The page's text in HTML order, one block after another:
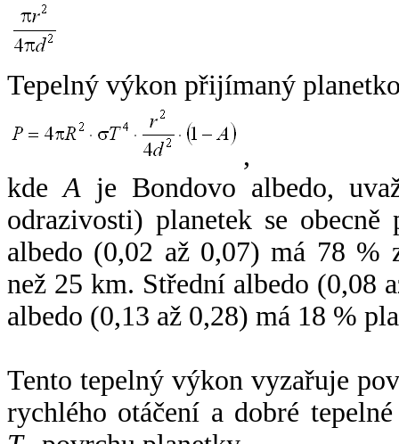
Tepelný výkon přijímaný
,
kdeA je Bondovo albedo,
odrazivosti) planetek se
albedo (0,02 až 0,07) má 78 %
než 25 km. Střední albedo (0,08
albedo (0,13 až 0,28) má 18 %
Tento tepelný výkon vyzařuje
rychlého otáčení a dobré